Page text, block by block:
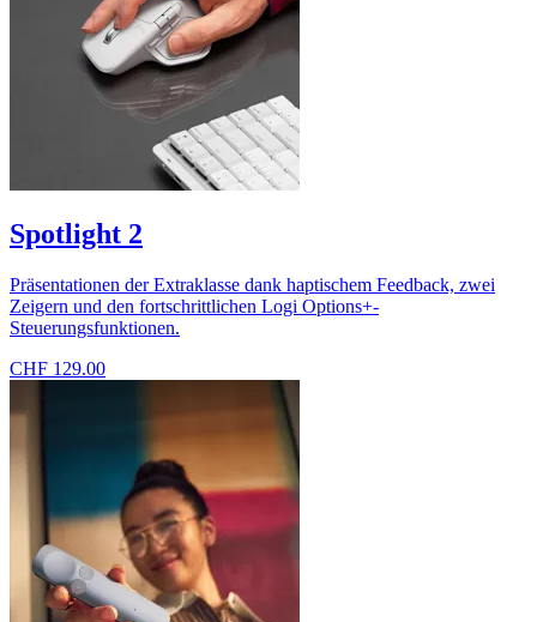
Spotlight 2
Präsentationen der Extraklasse dank haptischem Feedback, zwei
Zeigern und den fortschrittlichen Logi Options+-
Steuerungsfunktionen.
CHF 129.00